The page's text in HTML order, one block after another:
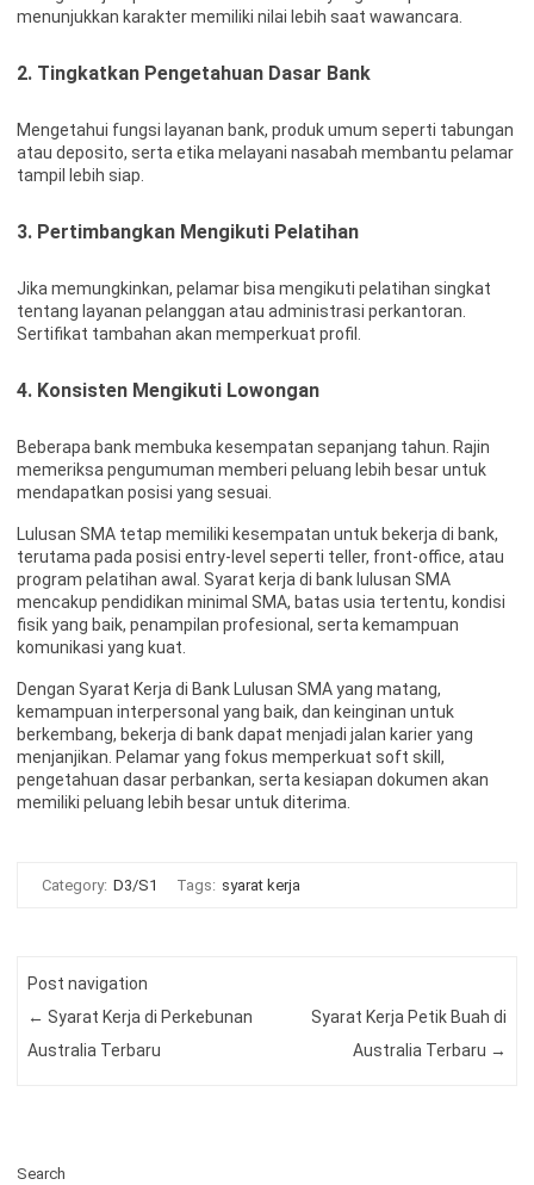
menunjukkan karakter memiliki nilai lebih saat wawancara.
2. Tingkatkan Pengetahuan Dasar Bank
Mengetahui fungsi layanan bank, produk umum seperti tabungan
atau deposito, serta etika melayani nasabah membantu pelamar
tampil lebih siap.
3. Pertimbangkan Mengikuti Pelatihan
Jika memungkinkan, pelamar bisa mengikuti pelatihan singkat
tentang layanan pelanggan atau administrasi perkantoran.
Sertifikat tambahan akan memperkuat profil.
4. Konsisten Mengikuti Lowongan
Beberapa bank membuka kesempatan sepanjang tahun. Rajin
memeriksa pengumuman memberi peluang lebih besar untuk
mendapatkan posisi yang sesuai.
Lulusan SMA tetap memiliki kesempatan untuk bekerja di bank,
terutama pada posisi entry-level seperti teller, front-office, atau
program pelatihan awal. Syarat kerja di bank lulusan SMA
mencakup pendidikan minimal SMA, batas usia tertentu, kondisi
fisik yang baik, penampilan profesional, serta kemampuan
komunikasi yang kuat.
Dengan Syarat Kerja di Bank Lulusan SMA yang matang,
kemampuan interpersonal yang baik, dan keinginan untuk
berkembang, bekerja di bank dapat menjadi jalan karier yang
menjanjikan. Pelamar yang fokus memperkuat soft skill,
pengetahuan dasar perbankan, serta kesiapan dokumen akan
memiliki peluang lebih besar untuk diterima.
Category: D3/S1 Tags: syarat kerja
Post navigation
← Syarat Kerja di Perkebunan
Australia Terbaru
Syarat Kerja Petik Buah di
Australia Terbaru →
Search